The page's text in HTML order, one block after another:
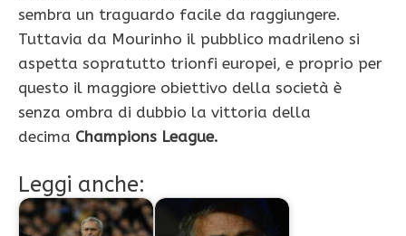
sembra un traguardo facile da raggiungere.
Tuttavia da Mourinho il pubblico madrileno si
aspetta sopratutto trionfi europei, e proprio per
questo il maggiore obiettivo della società è
senza ombra di dubbio la vittoria della
decima Champions League.
Leggi anche: